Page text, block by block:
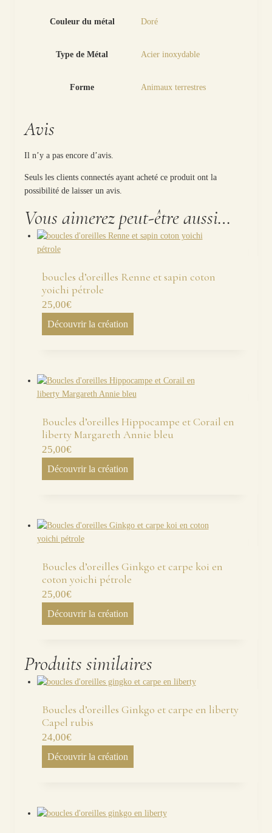
Couleur du métal Doré
Type de Métal Acier inoxydable
Forme Animaux terrestres
Avis
Il n’y a pas encore d’avis.
Seuls les clients connectés ayant acheté ce produit ont la
possibilité de laisser un avis.
Vous aimerez peut-être aussi…
boucles d’oreilles Renne et sapin coton
yoichi pétrole
25,00€
Découvrir la création
Boucles d’oreilles Hippocampe et Corail en
liberty Margareth Annie bleu
25,00€
Découvrir la création
Boucles d’oreilles Ginkgo et carpe koi en
coton yoichi pétrole
25,00€
Découvrir la création
Produits similaires
Boucles d’oreilles Ginkgo et carpe en liberty
Capel rubis
24,00€
Découvrir la création